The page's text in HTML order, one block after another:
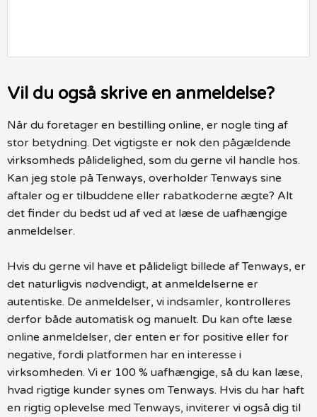
Vil du også skrive en anmeldelse?
Når du foretager en bestilling online, er nogle ting af
stor betydning. Det vigtigste er nok den pågældende
virksomheds pålidelighed, som du gerne vil handle hos.
Kan jeg stole på Tenways, overholder Tenways sine
aftaler og er tilbuddene eller rabatkoderne ægte? Alt
det finder du bedst ud af ved at læse de uafhængige
anmeldelser.
Hvis du gerne vil have et pålideligt billede af Tenways, er
det naturligvis nødvendigt, at anmeldelserne er
autentiske. De anmeldelser, vi indsamler, kontrolleres
derfor både automatisk og manuelt. Du kan ofte læse
online anmeldelser, der enten er for positive eller for
negative, fordi platformen har en interesse i
virksomheden. Vi er 100 % uafhængige, så du kan læse,
hvad rigtige kunder synes om Tenways. Hvis du har haft
en rigtig oplevelse med Tenways, inviterer vi også dig til